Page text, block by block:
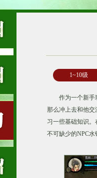
1~10级
作为一个新手
那么冲上去和他
习一些基础知识
不可缺少的NPC